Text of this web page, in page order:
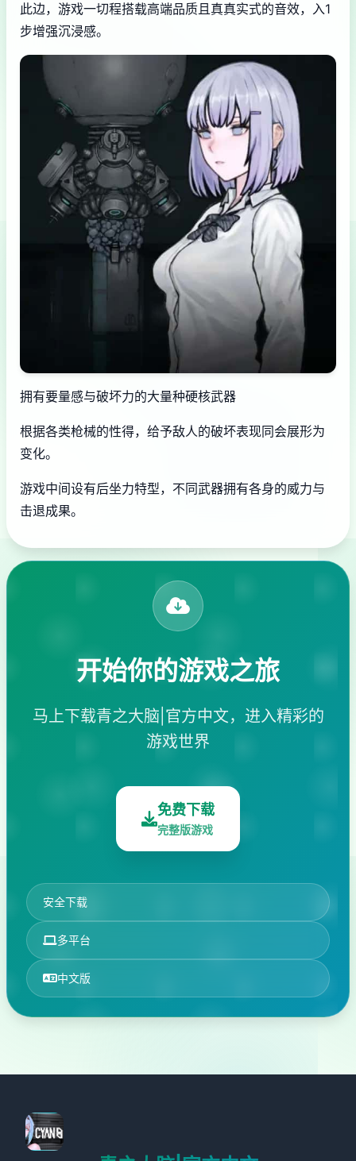
此边，游戏一切程搭载高端品质且真真实式的音效，入1
步增强沉浸感。
拥有要量感与破坏力的大量种硬核武器
根据各类枪械的性得，给予敌人的破坏表现同会展形为
变化。
游戏中间设有后坐力特型，不同武器拥有各身的威力与
击退成果。
开始你的游戏之旅
马上下载青之大脑|官方中文，进入精彩的
游戏世界
免费下载
完整版游戏
安全下载
多平台
中文版